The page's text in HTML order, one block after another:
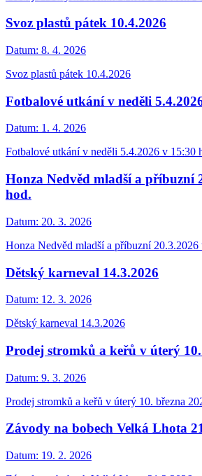
Svoz plastů pátek 10.4.2026
Datum: 8. 4. 2026
Svoz plastů pátek 10.4.2026
Fotbalové utkání v neděli
Datum: 1. 4. 2026
Fotbalové utkání v neděli 5.4.2026 v 15:30
Honza Nedvěd mladší a příbuzní
hod.
Datum: 20. 3. 2026
Honza Nedvěd mladší a příbuzní 20.3.2026
Dětský karneval 14.3.2026
Datum: 12. 3. 2026
Dětský karneval 14.3.2026
Prodej stromků a keřů v úterý
Datum: 9. 3. 2026
Prodej stromků a keřů v úterý 10. března
Závody na bobech Velká Lhota
Datum: 19. 2. 2026